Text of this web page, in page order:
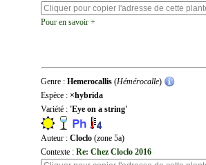
Pour en savoir +
Genre : Hemerocallis (Hémérocalle)
Espèce : ×hybrida
Variété : 'Eye on a string'
Auteur : Cloclo (zone 5a)
Contexte : Re: Chez Cloclo 2016